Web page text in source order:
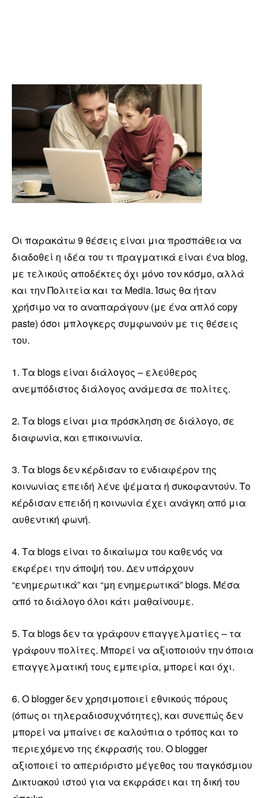
Οι παρακάτω 9 θέσεις είναι μια προσπάθεια να
διαδοθεί η ιδέα του τι πραγματικά είναι ένα blog,
με τελικούς αποδέκτες όχι μόνο τον κόσμο, αλλά
και την Πολιτεία και τα Media. Ίσως θα ήταν
χρήσιμο να το αναπαράγουν (με ένα απλό copy
paste) όσοι μπλογκερς συμφωνούν με τις θέσεις
του.
1. Τα blogs είναι διάλογος – ελεύθερος
ανεμπόδιστος διάλογος ανάμεσα σε πολίτες.
2. Τα blogs είναι μια πρόσκληση σε διάλογο, σε
διαφωνία, και επικοινωνία.
3. Τα blogs δεν κέρδισαν το ενδιαφέρον της
κοινωνίας επειδή λένε ψέματα ή συκοφαντούν. Το
κέρδισαν επειδή η κοινωνία έχει ανάγκη από μια
αυθεντική φωνή.
4. Τα blogs είναι το δικαίωμα του καθενός να
εκφέρει την άποψή του. Δεν υπάρχουν
“ενημερωτικά” και “μη ενημερωτικά” blogs. Μέσα
από το διάλογο όλοι κάτι μαθαίνουμε.
5. Τα blogs δεν τα γράφουν επαγγελματίες – τα
γράφουν πολίτες. Μπορεί να αξιοποιούν την όποια
επαγγελματική τους εμπειρία, μπορεί και όχι.
6. Ο blogger δεν χρησιμοποιεί εθνικούς πόρους
(όπως οι τηλεραδιοσυχνότητες), και συνεπώς δεν
μπορεί να μπαίνει σε καλούπια ο τρόπος και το
περιεχόμενο της έκφρασής του. O blogger
αξιοποιεί το απεριόριστο μέγεθος του παγκόσμιου
Δικτυακού ιστού για να εκφράσει και τη δική του